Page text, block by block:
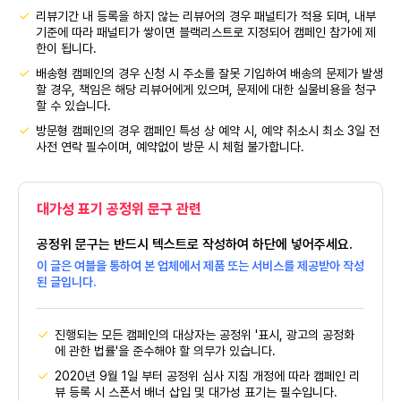
리뷰기간 내 등록을 하지 않는 리뷰어의 경우 패널티가 적용 되며, 내부
기준에 따라 패널티가 쌓이면 블랙리스트로 지정되어 캠페인 참가에 제
한이 됩니다.
배송형 캠페인의 경우 신청 시 주소를 잘못 기입하여 배송의 문제가 발생
할 경우, 책임은 해당 리뷰어에게 있으며, 문제에 대한 실물비용을 청구
할 수 있습니다.
방문형 캠페인의 경우 캠페인 특성 상 예약 시, 예약 취소시 최소 3일 전
사전 연락 필수이며, 예약없이 방문 시 체험 불가합니다.
대가성 표기 공정위 문구 관련
공정위 문구는 반드시 텍스트로 작성하여 하단에 넣어주세요.
이 글은 여블을 통하여 본 업체에서 제품 또는 서비스를 제공받아 작성
된 글입니다.
진행되는 모든 캠페인의 대상자는 공정위 '표시, 광고의 공정화
에 관한 법률'을 준수해야 할 의무가 있습니다.
2020년 9월 1일 부터 공정위 심사 지침 개정에 따라 캠페인 리
뷰 등록 시 스폰서 배너 삽입 및 대가성 표기는 필수입니다.